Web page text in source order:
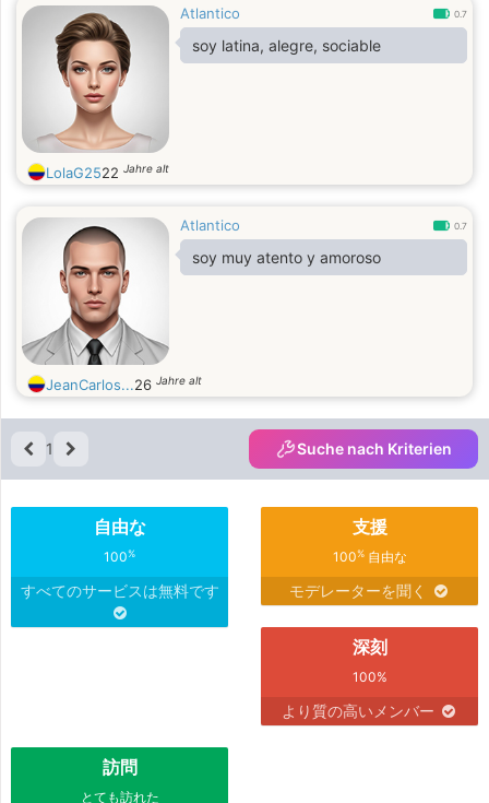
Atlantico 0.7
soy latina, alegre, sociable
LolaG2522 Jahre alt
Atlantico 0.7
soy muy atento y amoroso
JeanCarlos...26 Jahre alt
1 Suche nach Kriterien
自由な
100%
すべてのサービスは無料です
支援
100%自由な
モデレーターを聞く
深刻
100%
より質の高いメンバー
訪問
とても訪れた